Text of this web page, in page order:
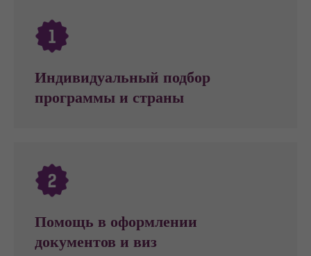
Индивидуальный подбор
программы и страны
Помощь в оформлении
документов и виз